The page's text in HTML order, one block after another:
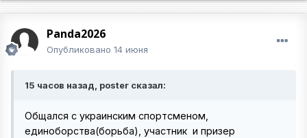
Panda2026
Опубликовано 14 июня
15 часов назад, poster сказал:
Общался с украинским спортсменом,
единоборства(борьба), участник и призер